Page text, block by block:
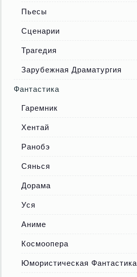
Пьесы
Сценарии
Трагедия
Зарубежная Драматургия
Фантастика
Гаремник
Хентай
Ранобэ
Сянься
Дорама
Уся
Аниме
Космоопера
Юмористическая Фантастика